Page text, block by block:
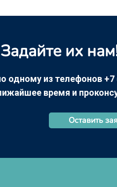
их
из телефонов
время и
Оставить